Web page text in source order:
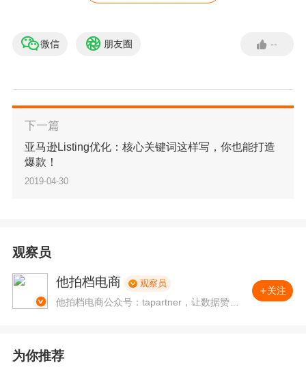
2.如果这些类目的关键词都不是您想要的数据，
到最近30天或者最近7天PC端和无线端，全球或
者选择的国家，搜索热度分布趋势，可以判断关
键词的时段、热点、节日的搜索热度，寻找该词
在时端和时间节点重点推广的方法。
3.我们还可以通过这一板块的功能，发现买家的
微信 朋友圈 --
下一篇
亚马逊Listing优化：核心关键词这样写，你也能打造
爆款！
2019-04-30
观察员
他拍档电商 观察员
他拍档电商公众号：tapartner，让数据赞美
关注
为你推荐